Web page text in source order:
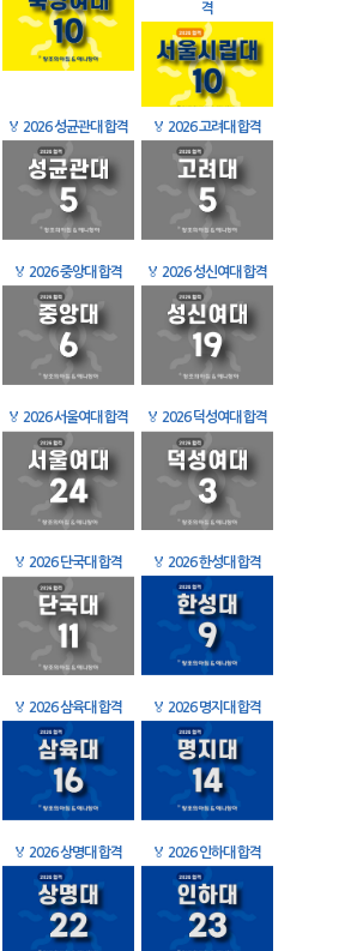
격
🏅 2026 성균관대 합격 🏅 2026 고려대 합격
🏅 2026 중앙대 합격 🏅 2026 성신여대 합격
🏅 2026 서울여대 합격 🏅 2026 덕성여대 합격
🏅 2026 단국대 합격 🏅 2026 한성대 합격
🏅 2026 삼육대 합격 🏅 2026 명지대 합격
🏅 2026 상명대 합격 🏅 2026 인하대 합격